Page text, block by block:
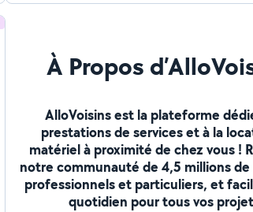
À Propos
AlloVoisins est la plateforme
prestations de services et à la
matériel à proximité de chez vous !
notre communauté de 4,5 millions
professionnels et particuliers, et
quotidien pour tous vos